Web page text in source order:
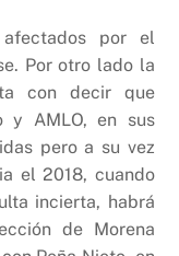
por el
Por otro lado la
con decir que
y AMLO, en sus
pero a su vez
el 2018, cuando
incierta, habrá
de Morena